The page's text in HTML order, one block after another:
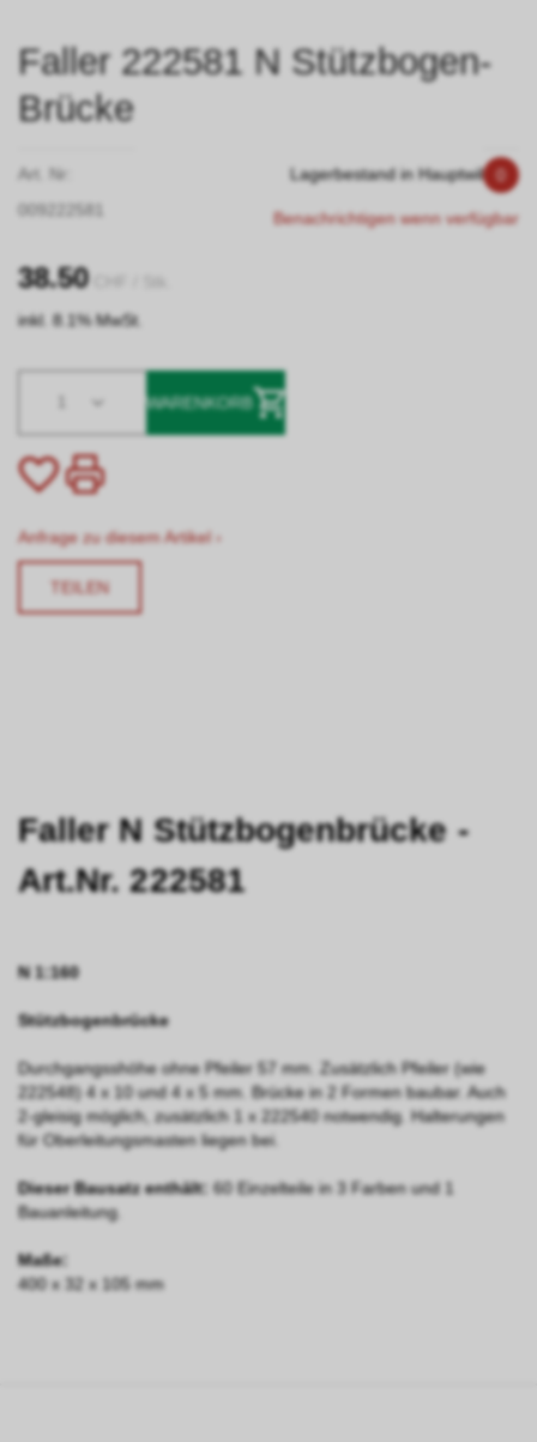
Faller 222581 N Stützbogen-
Brücke
Art. Nr:
009222581
Lagerbestand in Hauptwil 0
Benachrichtigen wenn verfügbar
38.50
inkl. 8.1% MwSt.
WARENKORB
Anfrage zu diesem Artikel ›
TEILEN
Faller N Stützbogenbrücke -
Art.Nr. 222581
N 1:160
Stützbogenbrücke
Durchgangsshöhe ohne Pfeiler 57 mm. Zusätzlich Pfeiler (wie
222548) 4 x 10 und 4 x 5 mm. Brücke in 2 Formen baubar. Auch
2-gleisig möglich, zusätzlich 1 x 222540 notwendig. Halterungen
für Oberleitungs­masten liegen bei.
Dieser Bausatz enthält: 60 Einzelteile in 3 Farben und 1
Bauanleitung.
Maße:
400 x 32 x 105 mm